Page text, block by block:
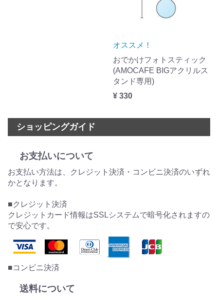
オススメ！
おでかけフォトスティック
(AMOCAFE BIGアクリルス
タンド専用)
¥ 330
ショッピングガイド
お支払いについて
お支払い方法は、クレジット決済・コンビニ決済のいずれ
かとなります。
■クレジット決済
クレジットカード情報はSSLシステムで暗号化されますの
で安心です。
■コンビニ決済
送料について